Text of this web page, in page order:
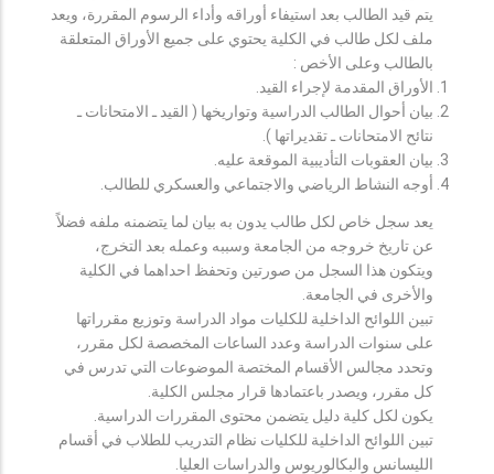
يتم قيد الطالب بعد استيفاء أوراقه وأداء الرسوم المقررة، ويعد
ملف لكل طالب في الكلية يحتوي على جميع الأوراق المتعلقة
بالطالب وعلى الأخص :
الأوراق المقدمة لإجراء القيد.
بيان أحوال الطالب الدراسية وتواريخها ( القيد ـ الامتحانات ـ
نتائح الامتحانات ـ تقديراتها ).
بيان العقوبات التأديبية الموقعة عليه.
أوجه النشاط الرياضي والاجتماعي والعسكري للطالب.
يعد سجل خاص لكل طالب يدون به بيان لما يتضمنه ملفه فضلاً
عن تاريخ خروجه من الجامعة وسببه وعمله بعد التخرج،
ويتكون هذا السجل من صورتين وتحفظ احداهما في الكلية
والأخرى في الجامعة.
تبين اللوائح الداخلية للكليات مواد الدراسة وتوزيع مقرراتها
على سنوات الدراسة وعدد الساعات المخصصة لكل مقرر،
وتحدد مجالس الأقسام المختصة الموضوعات التي تدرس في
كل مقرر، ويصدر باعتمادها قرار مجلس الكلية.
يكون لكل كلية دليل يتضمن محتوى المقررات الدراسية.
تبين اللوائح الداخلية للكليات نظام التدريب للطلاب في أقسام
الليسانس والبكالوريوس والدراسات العليا.